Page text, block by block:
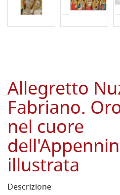
Allegretto
Fabriano.
nel cuore
illustrata
Descrizione